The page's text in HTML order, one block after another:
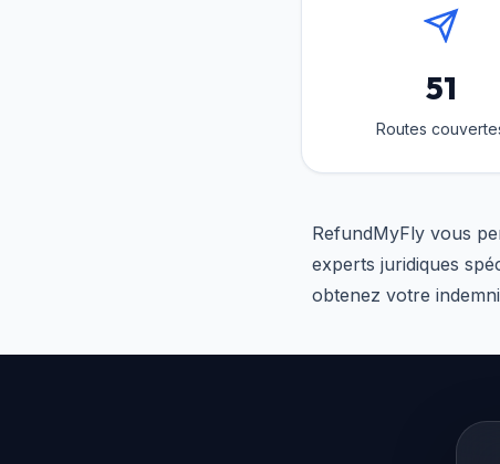
51
Routes
RefundMyFly vous
experts juridiques
obtenez votre